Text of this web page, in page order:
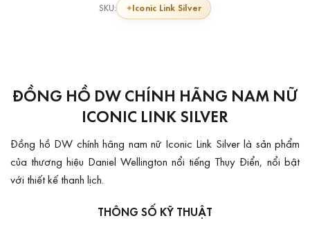
SKU: Iconic Link Silver
ĐỒNG HỒ DW CHÍNH HÃNG NAM NỮ
ICONIC LINK SILVER
Đồng hồ DW chính hãng nam nữ Iconic Link Silver là sản phẩm
của thương hiệu Daniel Wellington nổi tiếng Thụy Điển, nổi bật
với thiết kế thanh lịch.
THÔNG SỐ KỸ THUẬT